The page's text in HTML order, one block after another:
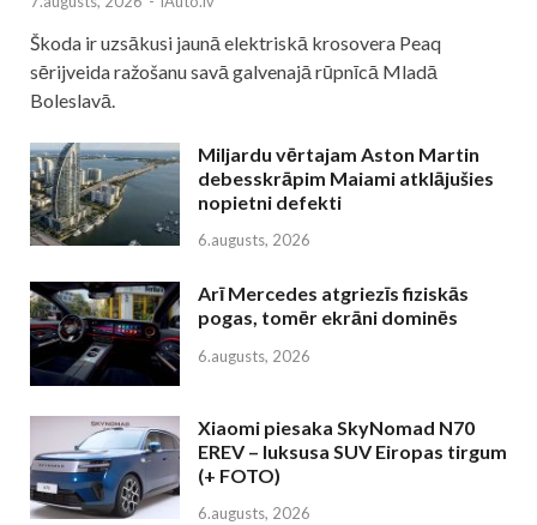
Škoda ir uzsākusi jaunā elektriskā krosovera Peaq
sērijveida ražošanu savā galvenajā rūpnīcā Mladā
Boleslavā.
Miljardu vērtajam Aston Martin
debesskrāpim Maiami atklājušies
nopietni defekti
6.augusts, 2026
Arī Mercedes atgriezīs fiziskās
pogas, tomēr ekrāni dominēs
6.augusts, 2026
Xiaomi piesaka SkyNomad N70
EREV – luksusa SUV Eiropas tirgum
(+ FOTO)
6.augusts, 2026